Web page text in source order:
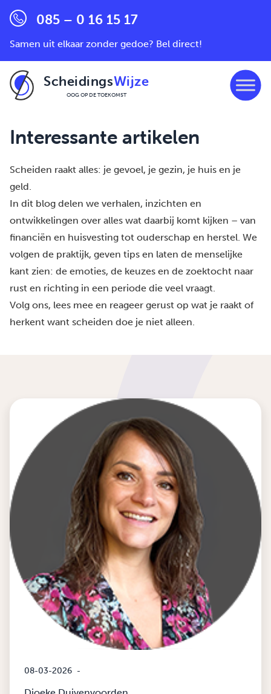
085 – 0 16 15 17
Samen uit elkaar zonder gedoe? Bel direct!
ScheidingsWijze
OOG OP DE TOEKOMST
Interessante artikelen
Scheiden raakt alles: je gevoel, je gezin, je huis en je
geld.
In dit blog delen we verhalen, inzichten en
ontwikkelingen over alles wat daarbij komt kijken – van
financiën en huisvesting tot ouderschap en herstel. We
volgen de praktijk, geven tips en laten de menselijke
kant zien: de emoties, de keuzes en de zoektocht naar
rust en richting in een periode die veel vraagt.
Volg ons, lees mee en reageer gerust op wat je raakt of
herkent want scheiden doe je niet alleen.
08-03-2026 -